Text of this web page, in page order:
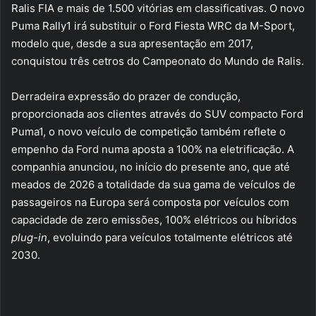
Ralis FIA e mais de 1.500 vitórias em classificativas. O novo
Puma Rally1 irá substituir o Ford Fiesta WRC da M-Sport,
modelo que, desde a sua apresentação em 2017,
conquistou três cetros do Campeonato do Mundo de Ralis.
Derradeira expressão do prazer de condução,
proporcionada aos clientes através do SUV compacto Ford
Puma1, o novo veículo de competição também reflete o
empenho da Ford numa aposta a 100% na eletrificação. A
companhia anunciou, no início do presente ano, que até
meados de 2026 a totalidade da sua gama de veículos de
passageiros na Europa será composta por veículos com
capacidade de zero emissões, 100% elétricos ou híbridos
plug-in, evoluindo para veículos totalmente elétricos até
2030.